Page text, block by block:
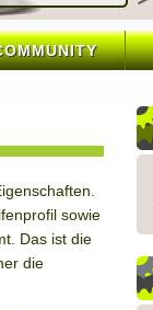
sowie
Das ist die
die